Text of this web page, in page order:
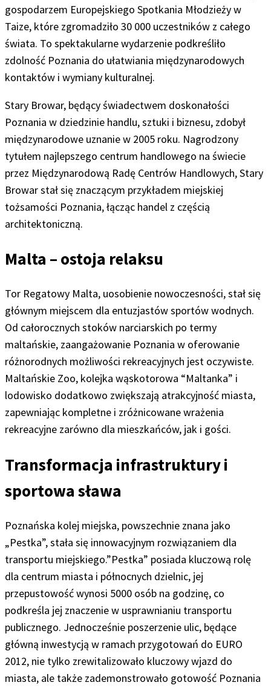
gospodarzem Europejskiego Spotkania Młodzieży w
Taize, które zgromadziło 30 000 uczestników z całego
świata. To spektakularne wydarzenie podkreśliło
zdolność Poznania do ułatwiania międzynarodowych
kontaktów i wymiany kulturalnej.
Stary Browar, będący świadectwem doskonałości
Poznania w dziedzinie handlu, sztuki i biznesu, zdobył
międzynarodowe uznanie w 2005 roku. Nagrodzony
tytułem najlepszego centrum handlowego na świecie
przez Międzynarodową Radę Centrów Handlowych, Stary
Browar stał się znaczącym przykładem miejskiej
tożsamości Poznania, łącząc handel z częścią
architektoniczną.
Malta – ostoja relaksu
Tor Regatowy Malta, uosobienie nowoczesności, stał się
głównym miejscem dla entuzjastów sportów wodnych.
Od całorocznych stoków narciarskich po termy
maltańskie, zaangażowanie Poznania w oferowanie
różnorodnych możliwości rekreacyjnych jest oczywiste.
Maltańskie Zoo, kolejka wąskotorowa “Maltanka” i
lodowisko dodatkowo zwiększają atrakcyjność miasta,
zapewniając kompletne i zróżnicowane wrażenia
rekreacyjne zarówno dla mieszkańców, jak i gości.
Transformacja infrastruktury i
sportowa sława
Poznańska kolej miejska, powszechnie znana jako
„Pestka”, stała się innowacyjnym rozwiązaniem dla
transportu miejskiego.”Pestka” posiada kluczową rolę
dla centrum miasta i północnych dzielnic, jej
przepustowość wynosi 5000 osób na godzinę, co
podkreśla jej znaczenie w usprawnianiu transportu
publicznego. Jednocześnie poszerzenie ulic, będące
główną inwestycją w ramach przygotowań do EURO
2012, nie tylko zrewitalizowało kluczowy wjazd do
miasta, ale także zademonstrowało gotowość Poznania